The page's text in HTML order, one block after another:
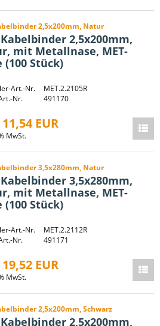
2,5x200mm, Natur
2,5x200mm,
mit Metallnase, MET-
(100 Stück)
Art.-Nr.
MET.2.2105R
Nr.
491170
EUR
MwSt.
3,5x280mm, Natur
3,5x280mm,
mit Metallnase, MET-
(100 Stück)
Art.-Nr.
MET.2.2112R
Nr.
491171
EUR
MwSt.
2,5x200mm, Schwarz
2,5x200mm,